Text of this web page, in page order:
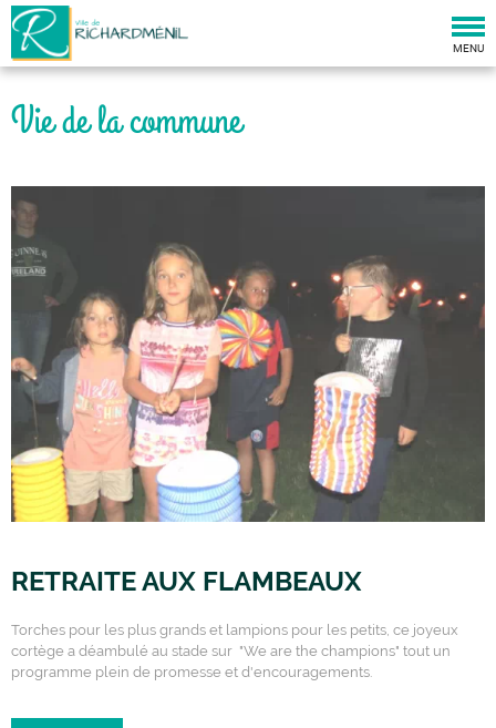
MENU
Vie de la commune
RETRAITE AUX FLAMBEAUX
Torches pour les plus grands et lampions pour les petits, ce joyeux
cortège a déambulé au stade sur "We are the champions" tout un
programme plein de promesse et d'encouragements.